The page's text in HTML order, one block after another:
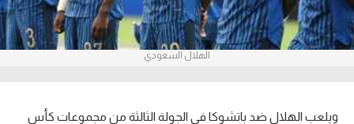
آراء حرة
بطولات
الهلال السعودي
ويلعب الهلال ضد باتشوكا في الجولة الثالثة من مجموعات كأس